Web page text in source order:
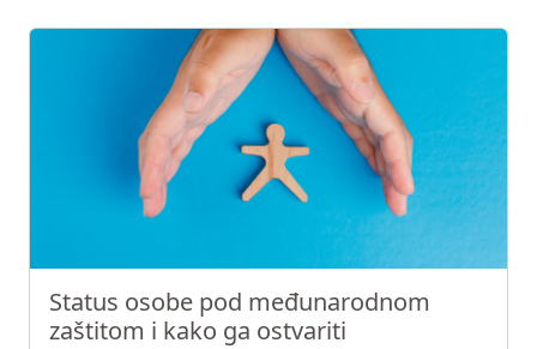
Status osobe pod međunarodnom
zaštitom i kako ga ostvariti